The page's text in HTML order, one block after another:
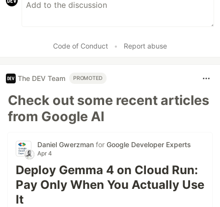
Code of Conduct • Report abuse
The DEV Team PROMOTED
Check out some recent articles
from Google AI
Daniel Gwerzman for Google Developer Experts
Apr 4
Deploy Gemma 4 on Cloud Run:
Pay Only When You Actually Use
It